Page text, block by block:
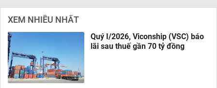
XEM NHIỀU NHẤT
Quý I/2026, Viconship (VSC) báo
lãi sau thuế gần 70 tỷ đồng